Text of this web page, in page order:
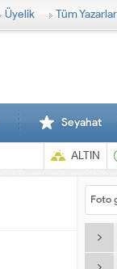
Üyelik Tüm Yazarlar
Seyahat
ALTIN